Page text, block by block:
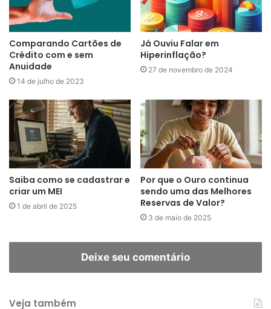
Comparando Cartões de
Crédito com e sem
Anuidade
14 de julho de 2023
Já Ouviu Falar em
Hiperinflação?
27 de novembro de 2024
Saiba como se cadastrar e
criar um MEI
1 de abril de 2025
Por que o Ouro continua
sendo uma das Melhores
Reservas de Valor?
3 de maio de 2025
Deixe seu comentário
Veja também